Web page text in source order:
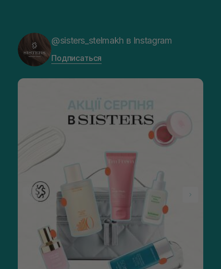
@sisters_stelmakh в Instagram
Подписаться